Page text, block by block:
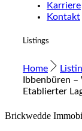
Karriere
Kontakt
Listings
Home
Ibbenbüren
Etablierter
Brickwedde